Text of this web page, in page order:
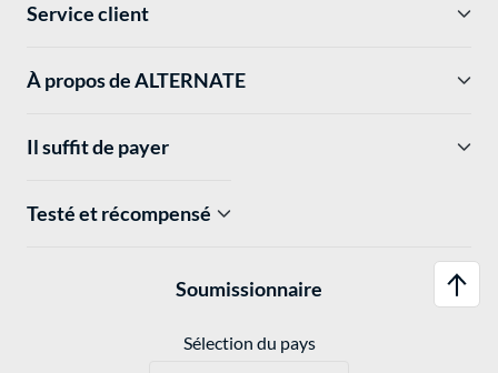
Service client
À propos de ALTERNATE
Il suffit de payer
Testé et récompensé
Soumissionnaire
Sélection du pays